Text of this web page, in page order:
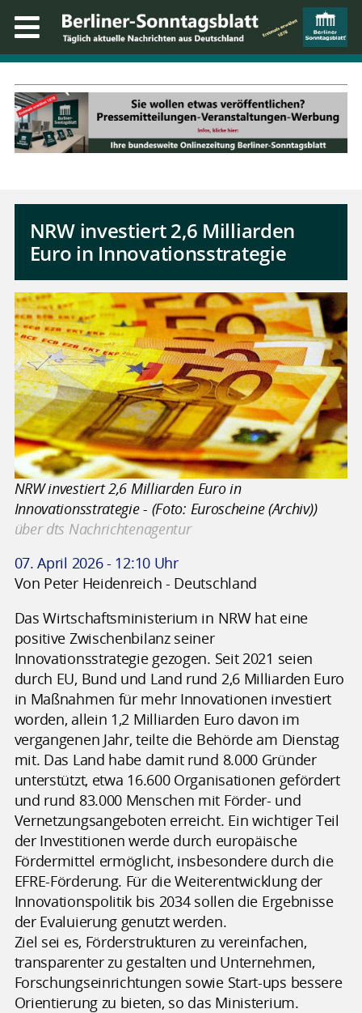
NRW investiert 2,6 Milliarden
Euro in Innovationsstrategie
NRW investiert 2,6 Milliarden Euro in
Innovationsstrategie - (Foto: Euroscheine (Archiv))
über dts Nachrichtenagentur
07. April 2026 - 12:10 Uhr
Von Peter Heidenreich - Deutschland
Das Wirtschaftsministerium in NRW hat eine
positive Zwischenbilanz seiner
Innovationsstrategie gezogen. Seit 2021 seien
durch EU, Bund und Land rund 2,6 Milliarden Euro
in Maßnahmen für mehr Innovationen investiert
worden, allein 1,2 Milliarden Euro davon im
vergangenen Jahr, teilte die Behörde am Dienstag
mit. Das Land habe damit rund 8.000 Gründer
unterstützt, etwa 16.600 Organisationen gefördert
und rund 83.000 Menschen mit Förder- und
Vernetzungsangeboten erreicht. Ein wichtiger Teil
der Investitionen werde durch europäische
Fördermittel ermöglicht, insbesondere durch die
EFRE-Förderung. Für die Weiterentwicklung der
Innovationspolitik bis 2034 sollen die Ergebnisse
der Evaluierung genutzt werden.
Ziel sei es, Förderstrukturen zu vereinfachen,
transparenter zu gestalten und Unternehmen,
Forschungseinrichtungen sowie Start-ups bessere
Orientierung zu bieten, so das Ministerium.